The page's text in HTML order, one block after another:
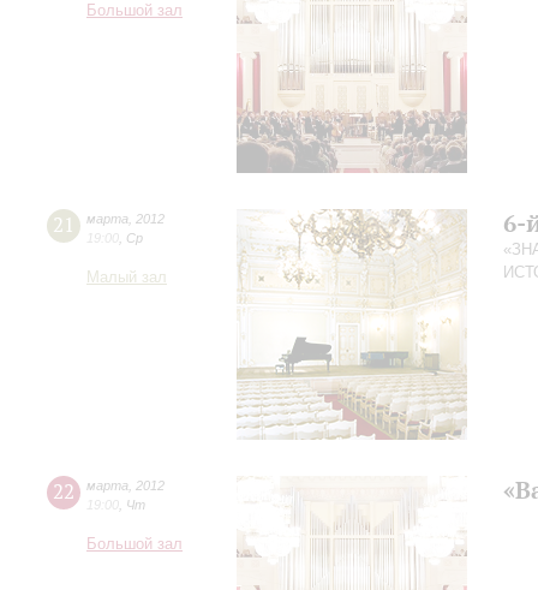
Большой зал
21 марта
2012
19:00 Ср
Малый зал
6-
22 марта
2012
19:00 Чт
Большой зал